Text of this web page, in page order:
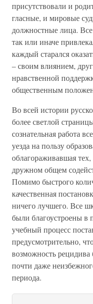
присутствовали и
гласные, и мировые
должностные лица.
так или иначе
каждый старался
– своим влиянием,
нравственной
общественным
Во всей истории
более светлой
сознательная работа
уезда на пользу
облагораживавшая
дружном общем
Помимо быстрого
качественная
ничего лучшего. Все
были благоустроены в
учебный процесс
предусмотрительно,
возможность рецидива
почти даже
периода.